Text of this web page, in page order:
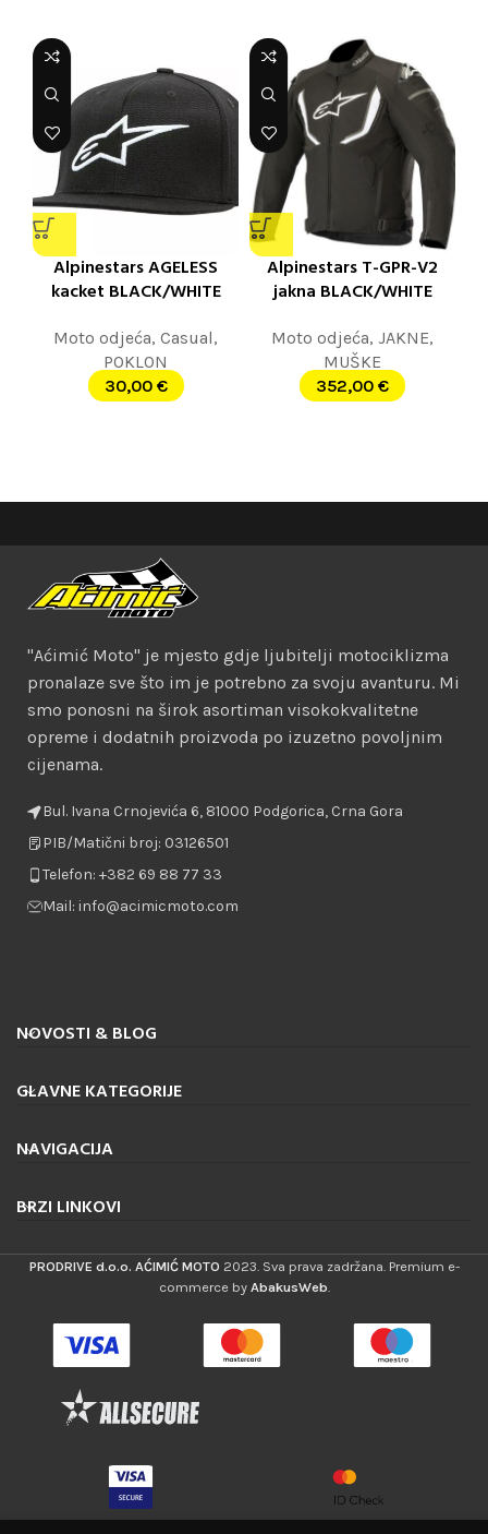
Alpinestars AGELESS
kacket BLACK/WHITE
Moto odjeća, Casual,
POKLON
30,00 €
Alpinestars T-GPR-V2
jakna BLACK/WHITE
Moto odjeća, JAKNE,
MUŠKE
352,00 €
"Aćimić Moto" je mjesto gdje ljubitelji motociklizma
pronalaze sve što im je potrebno za svoju avanturu. Mi
smo ponosni na širok asortiman visokokvalitetne
opreme i dodatnih proizvoda po izuzetno povoljnim
cijenama.
Bul. Ivana Crnojevića 6, 81000 Podgorica, Crna Gora
PIB/Matični broj: 03126501
Telefon: +382 69 88 77 33
Mail: info@acimicmoto.com
NOVOSTI & BLOG
GLAVNE KATEGORIJE
NAVIGACIJA
BRZI LINKOVI
PRODRIVE d.o.o. AĆIMIĆ MOTO 2023. Sva prava zadržana. Premium e-
commerce by AbakusWeb